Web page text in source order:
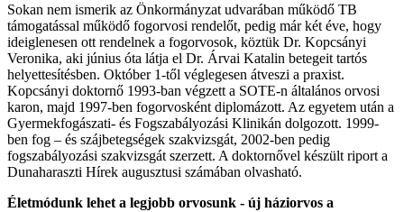
Sokan nem ismerik az Önkormányzat udvarában működő TB
támogatással működő fogorvosi rendelőt, pedig már két éve, hogy
ideiglenesen ott rendelnek a fogorvosok, köztük Dr. Kopcsányi
Veronika, aki június óta látja el Dr. Árvai Katalin betegeit tartós
helyettesítésben. Október 1-től véglegesen átveszi a praxist.
Kopcsányi doktornő 1993-ban végzett a SOTE-n általános orvosi
karon, majd 1997-ben fogorvosként diplomázott. Az egyetem után a
Gyermekfogászati- és Fogszabályozási Klinikán dolgozott. 1999-
ben fog – és szájbetegségek szakvizsgát, 2002-ben pedig
fogszabályozási szakvizsgát szerzett. A doktornővel készült riport a
Dunaharaszti Hírek augusztusi számában olvasható.
Életmódunk lehet a legjobb orvosunk - új háziorvos a